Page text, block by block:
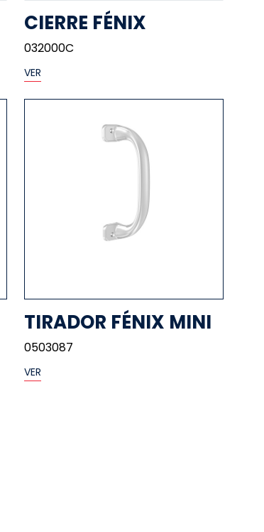
CIERRE FÉNIX
032000C
VER
TIRADOR FÉNIX MINI
0503087
VER